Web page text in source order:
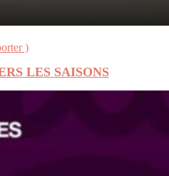
)
LES SAISONS